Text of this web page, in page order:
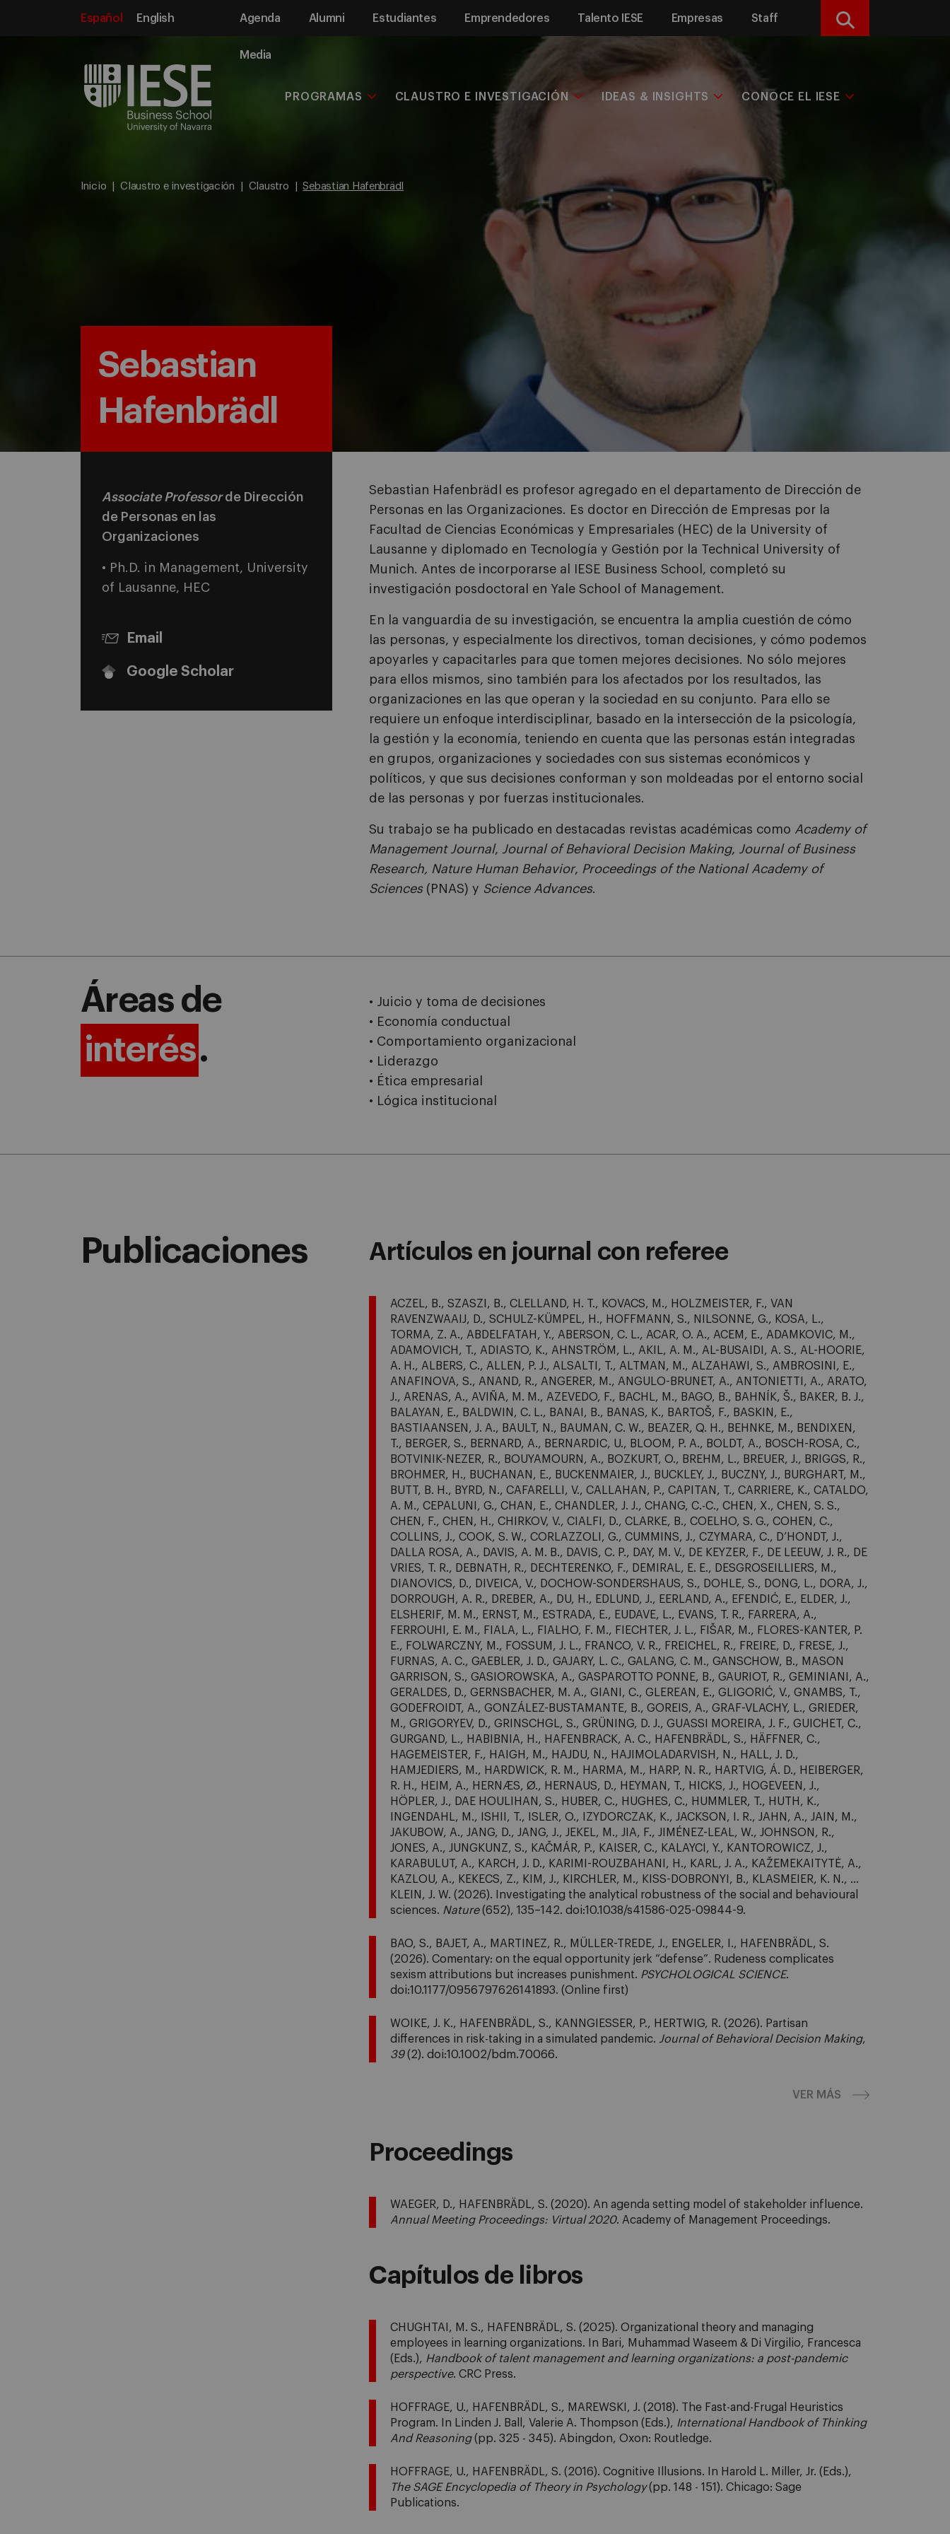
Español English Agenda Alumni Estudiantes Emprendedores Talento IESE Empresas Staff
Media
Buscar
PROGRAMAS CLAUSTRO E INVESTIGACIÓN IDEAS & INSIGHTS CONOCE EL IESE
Inicio Claustro e investigación Claustro Sebastian Hafenbrädl
Sebastian
Hafenbrädl
Associate Professorde Dirección
de Personas en las
Organizaciones
• Ph.D. in Management, University
of Lausanne, HEC
Email
Google Scholar
Sebastian Hafenbrädl es profesor agregado en el departamento de Dirección de
Personas en las Organizaciones. Es doctor en Dirección de Empresas por la
Facultad de Ciencias Económicas y Empresariales (HEC) de la University of
Lausanne y diplomado en Tecnología y Gestión por la Technical University of
Munich. Antes de incorporarse al IESE Business School, completó su
investigación posdoctoral en Yale School of Management.
En la vanguardia de su investigación, se encuentra la amplia cuestión de cómo
las personas, y especialmente los directivos, toman decisiones, y cómo podemos
apoyarles y capacitarles para que tomen mejores decisiones. No sólo mejores
para ellos mismos, sino también para los afectados por los resultados, las
organizaciones en las que operan y la sociedad en su conjunto. Para ello se
requiere un enfoque interdisciplinar, basado en la intersección de la psicología,
la gestión y la economía, teniendo en cuenta que las personas están integradas
en grupos, organizaciones y sociedades con sus sistemas económicos y
políticos, y que sus decisiones conforman y son moldeadas por el entorno social
de las personas y por fuerzas institucionales.
Su trabajo se ha publicado en destacadas revistas académicas como Academy of
Management Journal, Journal of Behavioral Decision Making, Journal of Business
Research, Nature Human Behavior, Proceedings of the National Academy of
Sciences(PNAS) y Science Advances.
Áreas de
interés.
• Juicio y toma de decisiones
• Economía conductual
• Comportamiento organizacional
• Liderazgo
• Ética empresarial
• Lógica institucional
Publicaciones Artículos en journal con referee
ACZEL, B., SZASZI, B., CLELLAND, H. T., KOVACS, M., HOLZMEISTER, F., VAN
RAVENZWAAIJ, D., SCHULZ-KÜMPEL, H., HOFFMANN, S., NILSONNE, G., KOSA, L.,
TORMA, Z. A., ABDELFATAH, Y., ABERSON, C. L., ACAR, O. A., ACEM, E., ADAMKOVIC, M.,
ADAMOVICH, T., ADIASTO, K., AHNSTRÖM, L., AKIL, A. M., AL-BUSAIDI, A. S., AL-HOORIE,
A. H., ALBERS, C., ALLEN, P. J., ALSALTI, T., ALTMAN, M., ALZAHAWI, S., AMBROSINI, E.,
ANAFINOVA, S., ANAND, R., ANGERER, M., ANGULO-BRUNET, A., ANTONIETTI, A., ARATO,
J., ARENAS, A., AVIÑA, M. M., AZEVEDO, F., BACHL, M., BAGO, B., BAHNÍK, Š., BAKER, B. J.,
BALAYAN, E., BALDWIN, C. L., BANAI, B., BANAS, K., BARTOŠ, F., BASKIN, E.,
BASTIAANSEN, J. A., BAULT, N., BAUMAN, C. W., BEAZER, Q. H., BEHNKE, M., BENDIXEN,
T., BERGER, S., BERNARD, A., BERNARDIC, U., BLOOM, P. A., BOLDT, A., BOSCH-ROSA, C.,
BOTVINIK-NEZER, R., BOUYAMOURN, A., BOZKURT, O., BREHM, L., BREUER, J., BRIGGS, R.,
BROHMER, H., BUCHANAN, E., BUCKENMAIER, J., BUCKLEY, J., BUCZNY, J., BURGHART, M.,
BUTT, B. H., BYRD, N., CAFARELLI, V., CALLAHAN, P., CAPITAN, T., CARRIERE, K., CATALDO,
A. M., CEPALUNI, G., CHAN, E., CHANDLER, J. J., CHANG, C.-C., CHEN, X., CHEN, S. S.,
CHEN, F., CHEN, H., CHIRKOV, V., CIALFI, D., CLARKE, B., COELHO, S. G., COHEN, C.,
COLLINS, J., COOK, S. W., CORLAZZOLI, G., CUMMINS, J., CZYMARA, C., D’HONDT, J.,
DALLA ROSA, A., DAVIS, A. M. B., DAVIS, C. P., DAY, M. V., DE KEYZER, F., DE LEEUW, J. R., DE
VRIES, T. R., DEBNATH, R., DECHTERENKO, F., DEMIRAL, E. E., DESGROSEILLIERS, M.,
DIANOVICS, D., DIVEICA, V., DOCHOW-SONDERSHAUS, S., DOHLE, S., DONG, L., DORA, J.,
DORROUGH, A. R., DREBER, A., DU, H., EDLUND, J., EERLAND, A., EFENDIĆ, E., ELDER, J.,
ELSHERIF, M. M., ERNST, M., ESTRADA, E., EUDAVE, L., EVANS, T. R., FARRERA, A.,
FERROUHI, E. M., FIALA, L., FIALHO, F. M., FIECHTER, J. L., FIŠAR, M., FLORES-KANTER, P.
E., FOLWARCZNY, M., FOSSUM, J. L., FRANCO, V. R., FREICHEL, R., FREIRE, D., FRESE, J.,
FURNAS, A. C., GAEBLER, J. D., GAJARY, L. C., GALANG, C. M., GANSCHOW, B., MASON
GARRISON, S., GASIOROWSKA, A., GASPAROTTO PONNE, B., GAURIOT, R., GEMINIANI, A.,
GERALDES, D., GERNSBACHER, M. A., GIANI, C., GLEREAN, E., GLIGORIĆ, V., GNAMBS, T.,
GODEFROIDT, A., GONZÁLEZ-BUSTAMANTE, B., GOREIS, A., GRAF-VLACHY, L., GRIEDER,
M., GRIGORYEV, D., GRINSCHGL, S., GRÜNING, D. J., GUASSI MOREIRA, J. F., GUICHET, C.,
GURGAND, L., HABIBNIA, H., HAFENBRACK, A. C., HAFENBRÄDL, S., HÄFFNER, C.,
HAGEMEISTER, F., HAIGH, M., HAJDU, N., HAJIMOLADARVISH, N., HALL, J. D.,
HAMJEDIERS, M., HARDWICK, R. M., HARMA, M., HARP, N. R., HARTVIG, Á. D., HEIBERGER,
R. H., HEIM, A., HERNÆS, Ø., HERNAUS, D., HEYMAN, T., HICKS, J., HOGEVEEN, J.,
HÖPLER, J., DAE HOULIHAN, S., HUBER, C., HUGHES, C., HUMMLER, T., HUTH, K.,
INGENDAHL, M., ISHII, T., ISLER, O., IZYDORCZAK, K., JACKSON, I. R., JAHN, A., JAIN, M.,
JAKUBOW, A., JANG, D., JANG, J., JEKEL, M., JIA, F., JIMÉNEZ-LEAL, W., JOHNSON, R.,
JONES, A., JUNGKUNZ, S., KAČMÁR, P., KAISER, C., KALAYCI, Y., KANTOROWICZ, J.,
KARABULUT, A., KARCH, J. D., KARIMI-ROUZBAHANI, H., KARL, J. A., KAŽEMEKAITYTĖ, A.,
KAZLOU, A., KEKECS, Z., KIM, J., KIRCHLER, M., KISS-DOBRONYI, B., KLASMEIER, K. N., ...
KLEIN, J. W. (2026). Investigating the analytical robustness of the social and behavioural
sciences. Nature(652), 135–142. doi:10.1038/s41586-025-09844-9.
BAO, S., BAJET, A., MARTINEZ, R., MÜLLER-TREDE, J., ENGELER, I., HAFENBRÄDL, S.
(2026). Comentary: on the equal opportunity jerk “defense”. Rudeness complicates
sexism attributions but increases punishment. PSYCHOLOGICAL SCIENCE.
doi:10.1177/0956797626141893. (Online first)
WOIKE, J. K., HAFENBRÄDL, S., KANNGIESSER, P., HERTWIG, R. (2026). Partisan
differences in risk-taking in a simulated pandemic. Journal of Behavioral Decision Making,
39(2). doi:10.1002/bdm.70066.
VER MÁS
Proceedings
WAEGER, D., HAFENBRÄDL, S. (2020). An agenda setting model of stakeholder influence.
Annual Meeting Proceedings: Virtual 2020. Academy of Management Proceedings.
Capítulos de libros
CHUGHTAI, M. S., HAFENBRÄDL, S. (2025). Organizational theory and managing
employees in learning organizations. In Bari, Muhammad Waseem & Di Virgilio, Francesca
(Eds.), Handbook of talent management and learning organizations: a post-pandemic
perspective. CRC Press.
HOFFRAGE, U., HAFENBRÄDL, S., MAREWSKI, J. (2018). The Fast-and-Frugal Heuristics
Program. In Linden J. Ball, Valerie A. Thompson (Eds.), International Handbook of Thinking
And Reasoning(pp. 325 - 345). Abingdon, Oxon: Routledge.
HOFFRAGE, U., HAFENBRÄDL, S. (2016). Cognitive Illusions. In Harold L. Miller, Jr. (Eds.),
The SAGE Encyclopedia of Theory in Psychology(pp. 148 - 151). Chicago: Sage
Publications.